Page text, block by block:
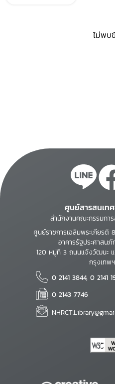
ไม่พบ
ศูนย์สารสนเท
สำนักงานคณะกรรมกา
ศูนย์ราชการเฉลิมพระเกียร
อาคารรัฐประศาสน
120 หมู่ที่ 3 ถนนแจ้งวัฒนะ
กรุงเทพ
0 2141 3844, 0 2141
0 2143 7746